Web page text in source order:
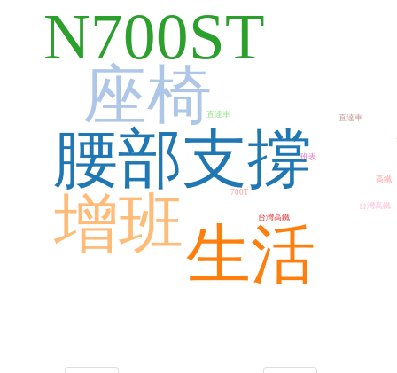
腰部支撐
座椅
生活
增班
N700ST
直達車
台灣高鐵
700T
高鐵
直達車
班表
台灣高鐵